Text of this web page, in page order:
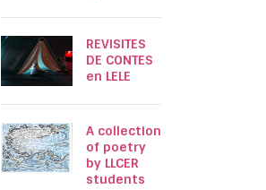
REVISITES
DE CONTES
en LELE
A collection
of poetry
by LLCER
students